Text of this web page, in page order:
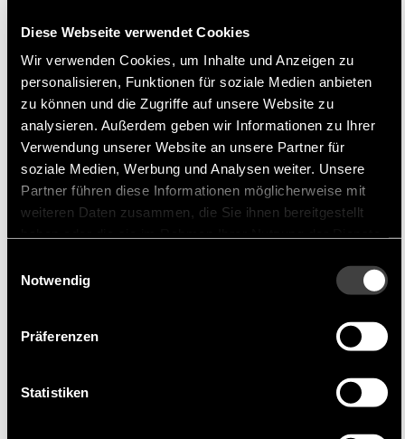
Diese Webseite verwendet Cookies
Wir verwenden Cookies, um Inhalte und Anzeigen zu
personalisieren, Funktionen für soziale Medien anbieten
zu können und die Zugriffe auf unsere Website zu
analysieren. Außerdem geben wir Informationen zu Ihrer
Verwendung unserer Website an unsere Partner für
soziale Medien, Werbung und Analysen weiter. Unsere
Partner führen diese Informationen möglicherweise mit
weiteren Daten zusammen, die Sie ihnen bereitgestellt
Notwendig
Präferenzen
Statistiken
Alliance
Alliance Memory ein Herstsller für SRAM,
DRAM, und Flash ICs
Alliance Memory ist ein Fabless-
Halbleiterhersteller von abgekündigten und neuen
Speicherprodukten wie SRAM, DRAM, FLASH
und Speicher-ICs, die Pin-to-Pin-Ersatz für
Speicher-ICs von Micron, Samsung,
Infineon/Cypress, Macronix, Winbond, ISSI,
DRAM (SDRAM, DDRx) und FLASH (seriell und